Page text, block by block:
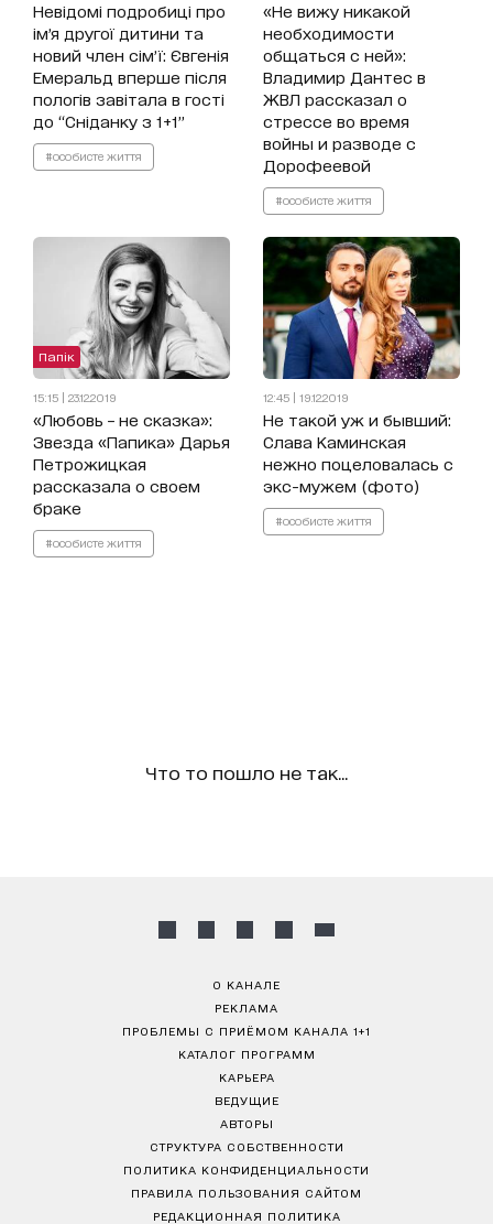
Невідомі подробиці про
імʼя другої дитини та
новий член сімʼї: Євгенія
Емеральд вперше після
пологів завітала в гості
до “Сніданку з 1+1”
#особисте життя
«Не вижу никакой
необходимости
общаться с ней»:
Владимир Дантес в
ЖВЛ рассказал о
стрессе во время
войны и разводе с
Дорофеевой
#особисте життя
Папік
15:15 | 23.12.2019
«Любовь – не сказка»:
Звезда «Папика» Дарья
Петрожицкая
рассказала о своем
браке
#особисте життя
12:45 | 19.12.2019
Не такой уж и бывший:
Слава Каминская
нежно поцеловалась с
экс-мужем (фото)
#особисте життя
Что то пошло не так...
О КАНАЛЕ
РЕКЛАМА
ПРОБЛЕМЫ С ПРИЁМОМ КАНАЛА 1+1
КАТАЛОГ ПРОГРАММ
КАРЬЕРА
ВЕДУЩИЕ
АВТОРЫ
СТРУКТУРА СОБСТВЕННОСТИ
ПОЛИТИКА КОНФИДЕНЦИАЛЬНОСТИ
ПРАВИЛА ПОЛЬЗОВАНИЯ САЙТОМ
РЕДАКЦИОННАЯ ПОЛИТИКА